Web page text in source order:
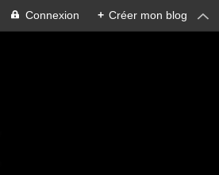
Connexion + Créer mon blog